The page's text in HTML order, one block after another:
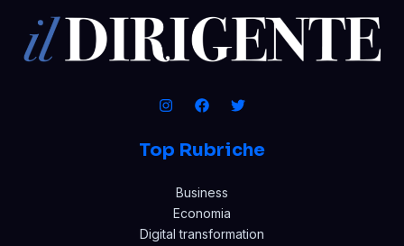
Top Rubriche
Business
Economia
Digital transformation